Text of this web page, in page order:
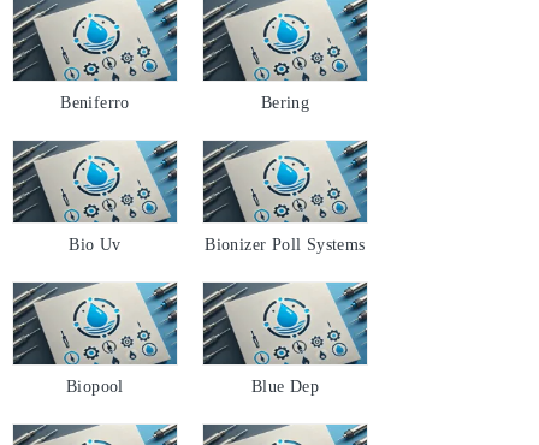
Beniferro Bering
Bio Uv Bionizer Poll Systems
Biopool Blue Dep